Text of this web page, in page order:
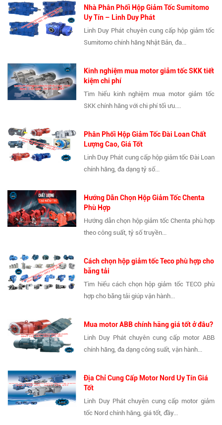
Nhà Phân Phối Hộp Giảm Tốc Sumitomo
Uy Tín – Linh Duy Phát
Linh Duy Phát chuyên cung cấp hộp giảm tốc
Sumitomo chính hãng Nhật Bản, đa...
Kinh nghiệm mua motor giảm tốc SKK tiết
kiệm chi phí
Tìm hiểu kinh nghiệm mua motor giảm tốc
SKK chính hãng với chi phí tối ưu....
Phân Phối Hộp Giảm Tốc Đài Loan Chất
Lượng Cao, Giá Tốt
Linh Duy Phát cung cấp hộp giảm tốc Đài Loan
chính hãng, đa dạng tỷ số...
Hướng Dẫn Chọn Hộp Giảm Tốc Chenta
Phù Hợp
Hướng dẫn chọn hộp giảm tốc Chenta phù hợp
theo công suất, tỷ số truyền...
Cách chọn hộp giảm tốc Teco phù hợp cho
băng tải
Tìm hiểu cách chọn hộp giảm tốc TECO phù
hợp cho băng tải giúp vận hành...
Mua motor ABB chính hãng giá tốt ở đâu?
Linh Duy Phát chuyên cung cấp motor ABB
chính hãng, đa dạng công suất, vận hành...
Địa Chỉ Cung Cấp Motor Nord Uy Tín Giá
Tốt
Linh Duy Phát chuyên cung cấp motor giảm
tốc Nord chính hãng, giá tốt, đầy...